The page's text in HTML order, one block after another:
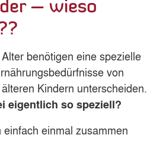
– wieso
benötigen eine spezielle
von
Kindern unterscheiden.
eigentlich so speziell?
einmal zusammen